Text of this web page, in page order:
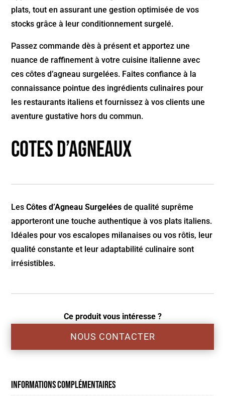
plats, tout en assurant une gestion optimisée de vos
stocks grâce à leur conditionnement surgelé.
Passez commande dès à présent et apportez une
nuance de raffinement à votre cuisine italienne avec
ces côtes d’agneau surgelées. Faites confiance à la
connaissance pointue des ingrédients culinaires pour
les restaurants italiens et fournissez à vos clients une
aventure gustative hors du commun.
Cotes d’agneaux
LesCôtes d’Agneau Surgelées de qualité suprême
apporteront une touche authentique à vos plats italiens.
Idéales pour vos escalopes milanaises ou vos rôtis, leur
qualité constante et leur adaptabilité culinaire sont
irrésistibles.
Ce produit vous intéresse ?
NOUS CONTACTER
Informations complémentaires